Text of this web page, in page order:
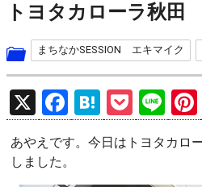
トヨタカローラ秋
まちなかSESSION エキマイク
X
F
a
ce
b
H
at
e
n
P
o
ck
et
Li
n
e
あやえです。今日はトヨタカ
しました。